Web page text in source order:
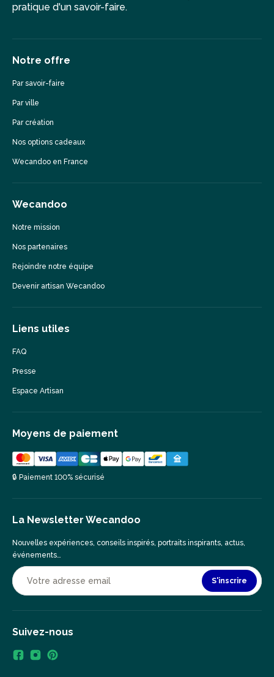
pratique d'un savoir-faire.
Notre offre
Par savoir-faire
Par ville
Par création
Nos options cadeaux
Wecandoo en France
Wecandoo
Notre mission
Nos partenaires
Rejoindre notre équipe
Devenir artisan Wecandoo
Liens utiles
FAQ
Presse
Espace Artisan
Moyens de paiement
🔒 Paiement 100% sécurisé
La Newsletter Wecandoo
Nouvelles expériences, conseils inspirés, portraits inspirants, actus,
événements…
S'inscrire
Suivez-nous